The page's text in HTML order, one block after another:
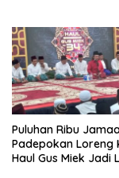
Puluhan Ribu
Padepokan Loreng
Haul Gus Miek Jadi